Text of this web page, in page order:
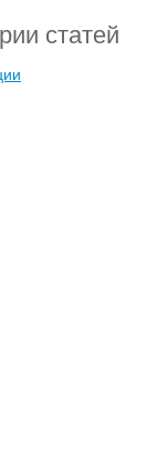
статей